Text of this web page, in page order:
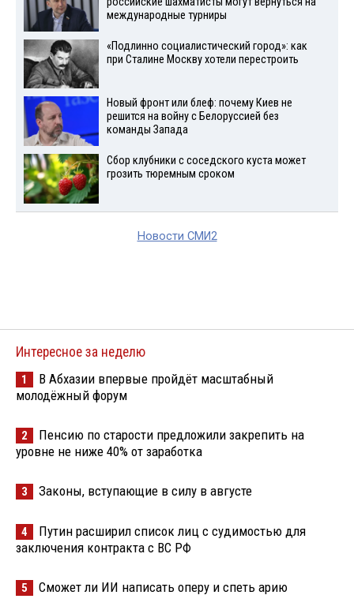
международные турниры
«Подлинно социалистический город»: как
при Сталине Москву хотели перестроить
Новый фронт или блеф: почему Киев не
решится на войну с Белоруссией без
команды Запада
Сбор клубники с соседского куста может
грозить тюремным сроком
Новости СМИ2
Интересное за неделю
1
В Абхазии впервые пройдёт масштабный
молодёжный форум
2
Пенсию по старости предложили закрепить на
уровне не ниже 40% от заработка
3 Законы, вступающие в силу в августе
4
Путин расширил список лиц с судимостью для
заключения контракта с ВС РФ
5 Сможет ли ИИ написать оперу и спеть арию